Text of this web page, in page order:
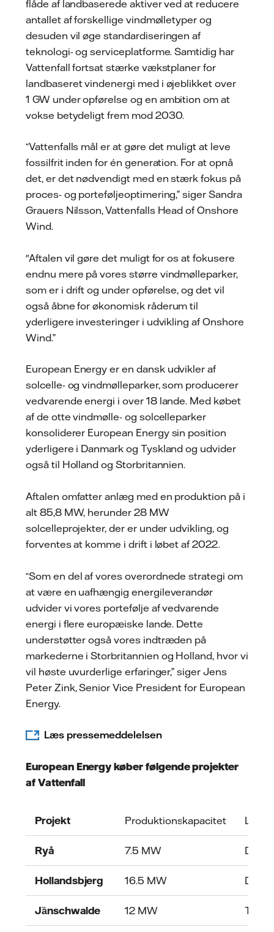
flåde af landbaserede aktiver ved at reducere
antallet af forskellige vindmølletyper og
desuden vil øge standardiseringen af
teknologi- og serviceplatforme. Samtidig har
Vattenfall fortsat stærke vækstplaner for
landbaseret vindenergi med i øjeblikket over
1 GW under opførelse og en ambition om at
vokse betydeligt frem mod 2030.
“Vattenfalls mål er at gøre det muligt at leve
fossilfrit inden for én generation. For at opnå
det, er det nødvendigt med en stærk fokus på
proces- og porteføljeoptimering,” siger Sandra
Grauers Nilsson, Vattenfalls Head of Onshore
Wind.
"Aftalen vil gøre det muligt for os at fokusere
endnu mere på vores større vindmølleparker,
som er i drift og under opførelse, og det vil
også åbne for økonomisk råderum til
yderligere investeringer i udvikling af Onshore
Wind.”
European Energy er en dansk udvikler af
solcelle- og vindmølleparker, som producerer
vedvarende energi i over 18 lande. Med købet
af de otte vindmølle- og solcelleparker
konsoliderer European Energy sin position
yderligere i Danmark og Tyskland og udvider
også til Holland og Storbritannien.
Aftalen omfatter anlæg med en produktion på i
alt 85,8 MW, herunder 28 MW
solcelleprojekter, der er under udvikling, og
forventes at komme i drift i løbet af 2022.
“Som en del af vores overordnede strategi om
at være en uafhængig energileverandør
udvider vi vores portefølje af vedvarende
energi i flere europæiske lande. Dette
understøtter også vores indtræden på
markederne i Storbritannien og Holland, hvor vi
vil høste uvurderlige erfaringer,” siger Jens
Peter Zink, Senior Vice President for European
Energy.
Læs pressemeddelelsen
European Energy køber følgende projekter
af Vattenfall
Projekt Produktionskapacitet Land
Ryå 7.5 MW
Hollandsbjerg 16.5 MW
Jȁnschwalde 12 MW